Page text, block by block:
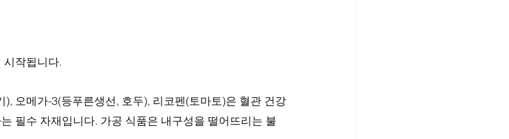
시작됩니다.
오메가-3(등푸른생선, 호두), 리코펜(토마토)은 혈관 건강
필수 자재입니다. 가공 식품은 내구성을 떨어뜨리는 불